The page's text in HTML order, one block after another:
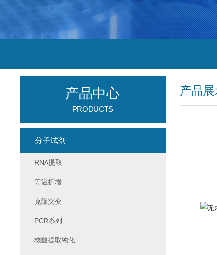
产品
产品中心
PRODUCTS
分子试剂
RNA提取
等温扩增
克隆突变
PCR系列
核酸提取纯化